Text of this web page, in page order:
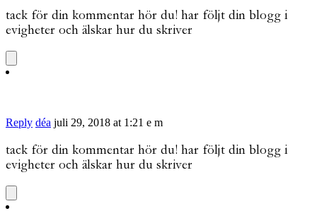
tack för din kommentar hör du! har följt din blogg i
evigheter och älskar hur du skriver
Reply déa juli 29, 2018 at 1:21 e m
tack för din kommentar hör du! har följt din blogg i
evigheter och älskar hur du skriver